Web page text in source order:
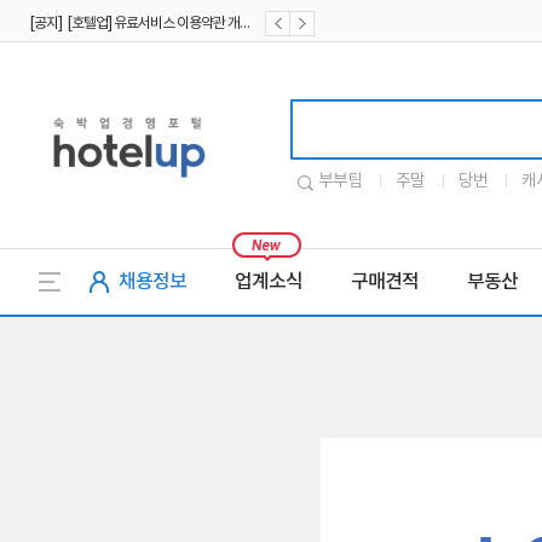
[공지] [호텔업] 유료서비스 이용약관 개정본2 (19.09.02)
부부팀 주말 당번 캐
채용정보 업계소식 구매견적 부동산